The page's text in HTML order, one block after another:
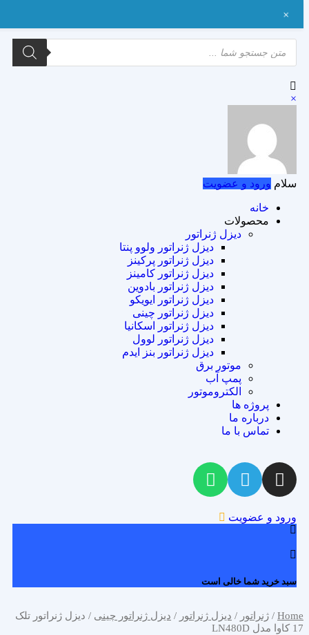
×
سلام ورود و عضویت
خانه
محصولات
دیزل ژنراتور
دیزل ژنراتور ولوو پنتا
دیزل ژنراتور پرکینز
دیزل ژنراتور کامینز
دیزل ژنراتور بادوین
دیزل ژنراتور ایویکو
دیزل ژنراتور چینی
دیزل ژنراتور اسکانیا
دیزل ژنراتور لوول
دیزل ژنراتور بنز ایدم
موتور برق
پمپ آب
الکتروموتور
پروژه ها
درباره ما
تماس با ما
ورود و عضویت
سبد خرید شما خالی است
Home
/ ژنراتور / دیزل ژنراتور / دیزل ژنراتور چینی / دیزل ژنراتور تلک
17 کاوا مدل LN480D
+